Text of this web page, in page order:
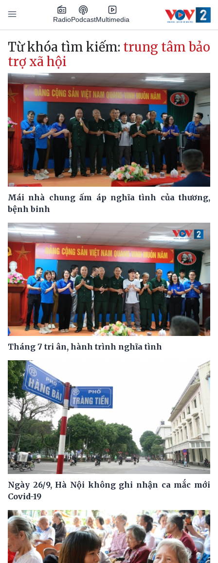
Nhảy đến nội dung
RadioPodcastMultimedia
Main navigation
Từ khóa tìm kiếm: trung tâm bảo
trợ xã hội
Mái nhà chung ấm áp nghĩa tình của thương,
bệnh binh
Tháng 7 tri ân, hành trình nghĩa tình
Ngày 26/9, Hà Nội không ghi nhận ca mắc mới
Covid-19